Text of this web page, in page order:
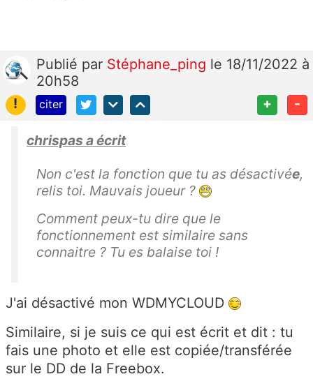
Publié par Stéphane_ping le 18/11/2022 à
20h58
!
citer + -
chrispas a écrit
Non c'est la fonction que tu as désactivée,
relis toi. Mauvais joueur ?
Comment peux-tu dire que le
fonctionnement est similaire sans
connaitre ? Tu es balaise toi !
J'ai désactivé mon WDMYCLOUD
Similaire, si je suis ce qui est écrit et dit : tu
fais une photo et elle est copiée/transférée
sur le DD de la Freebox.